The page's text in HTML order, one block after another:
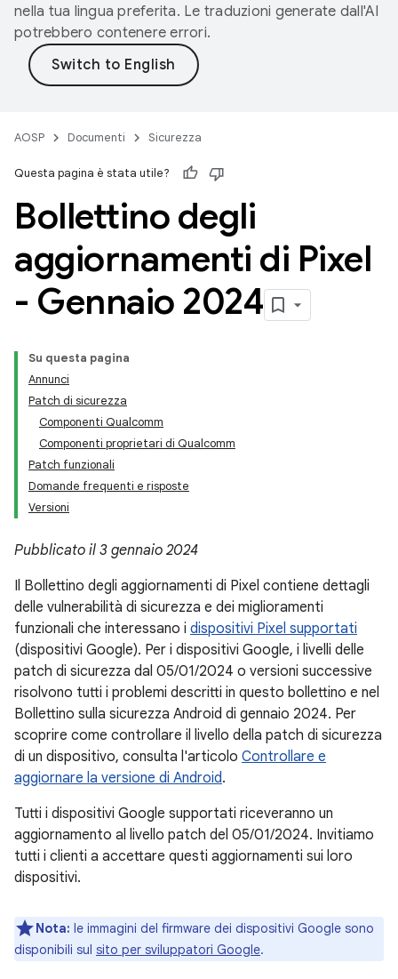
nella tua lingua preferita. Le traduzioni generate dall'AI
potrebbero contenere errori.
AOSP Documenti Sicurezza
Questa pagina è stata utile?
Bollettino degli
aggiornamenti di Pixel
- Gennaio 2024
Su questa pagina
Annunci
Patch di sicurezza
Componenti Qualcomm
Componenti proprietari di Qualcomm
Patch funzionali
Domande frequenti e risposte
Versioni
Pubblicato il 3 gennaio 2024
Il Bollettino degli aggiornamenti di Pixel contiene dettagli
delle vulnerabilità di sicurezza e dei miglioramenti
funzionali che interessano i dispositivi Pixel supportati
(dispositivi Google). Per i dispositivi Google, i livelli delle
patch di sicurezza dal 05/01/2024 o versioni successive
risolvono tutti i problemi descritti in questo bollettino e nel
Bollettino sulla sicurezza Android di gennaio 2024. Per
scoprire come controllare il livello della patch di sicurezza
di un dispositivo, consulta l'articolo Controllare e
aggiornare la versione di Android.
Tutti i dispositivi Google supportati riceveranno un
aggiornamento al livello patch del 05/01/2024. Invitiamo
tutti i clienti a accettare questi aggiornamenti sui loro
dispositivi.
Nota: le immagini del firmware dei dispositivi Google sono
disponibili sul sito per sviluppatori Google.